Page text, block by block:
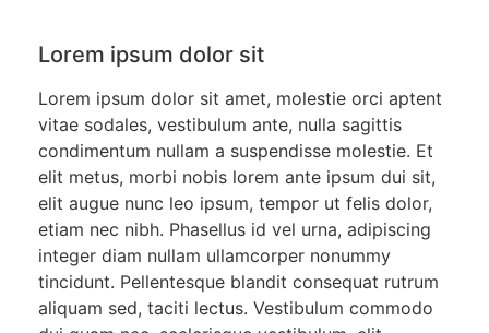
Lorem ipsum dolor sit
Lorem ipsum dolor sit amet, molestie orci aptent
vitae sodales, vestibulum ante, nulla sagittis
condimentum nullam a suspendisse molestie. Et
elit metus, morbi nobis lorem ante ipsum dui sit,
elit augue nunc leo ipsum, tempor ut felis dolor,
etiam nec nibh. Phasellus id vel urna, adipiscing
integer diam nullam ullamcorper nonummy
tincidunt. Pellentesque blandit consequat rutrum
aliquam sed, taciti lectus. Vestibulum commodo